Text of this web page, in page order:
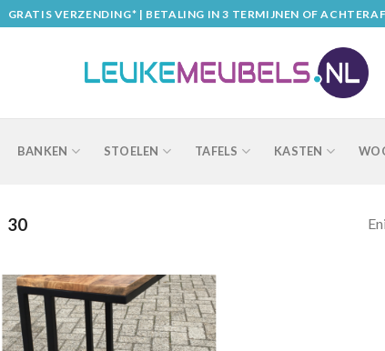
GRATIS VERZENDING* | BETALING IN 3 TERMIJNEN OF
BANKEN STOELEN TAFELS KASTEN
30